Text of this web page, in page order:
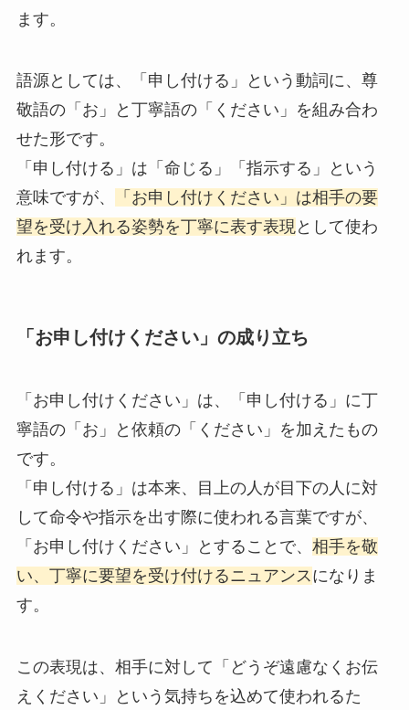
ます。
語源としては、「申し付ける」という動詞に、尊
敬語の「お」と丁寧語の「ください」を組み合わ
せた形です。
「申し付ける」は「命じる」「指示する」という
意味ですが、
「お申し付けください」は相手の要
望を受け入れる姿勢を丁寧に表す表現として使わ
れます。
「お申し付けください」の成り立ち
「お申し付けください」は、「申し付ける」に丁
寧語の「お」と依頼の「ください」を加えたもの
です。
「申し付ける」は本来、目上の人が目下の人に対
して命令や指示を出す際に使われる言葉ですが、
「お申し付けください」とすることで、 相手を敬
い、丁寧に要望を受け付けるニュアンス になりま
す。
この表現は、相手に対して「どうぞ遠慮なくお伝
えください」という気持ちを込めて使われるた